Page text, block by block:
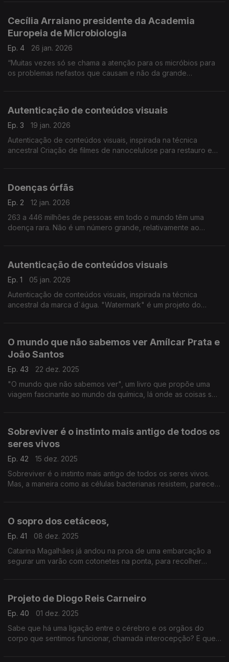
Cecília Arraiano presidente da Academia
Europeia de Microbiologia
Ep. 4
26 jan. 2026
“Muitas vezes só se chama a atenção para os micróbios para
os problemas nefastos que causam e não da grande
Autenticação de conteúdos visuais
Ep. 3
19 jan. 2026
Autenticação de conteúdos visuais, inspirada na técnica
ancestral Criação de filmes de nanocelulose para restauro e
Doenças órfãs
Ep. 2
12 jan. 2026
263 a 446 milhões de pessoas em todo o mundo têm uma
doença rara. Não é um número grande, relativamente ao
Autenticação de conteúdos visuais
Ep. 1
05 jan. 2026
Autenticação de conteúdos visuais, inspirada na técnica
ancestral da marca d`água. "Watermark" é um projeto do
O mundo que não sabemos ver Amílcar Prata e
João Santos
Ep. 43
22 dez. 2025
"O mundo que não sabemos ver", um livro que propõe uma
viagem fascinante ao mundo da química, lá onde as coisas se
Sobreviver é o instinto mais antigo de todos os
seres vivos
Ep. 42
15 dez. 2025
Sobreviver é o instinto mais antigo de todos os seres vivos.
Mas, a maneira como as células bacterianas resistem, parece
O sopro dos cetáceos,
Ep. 41
08 dez. 2025
Catarina Magalhães já andou na proa de uma embarcação a
segurar um varão com cotonetes na ponta, para recolher
Projeto de Diogo Reis Carneiro
Ep. 40
01 dez. 2025
Sabe que há uma ligação entre o cérebro e os orgãos do
corpo que sentimos funcionar, chamada interocepção? E que